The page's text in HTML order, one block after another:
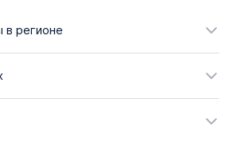
в регионе